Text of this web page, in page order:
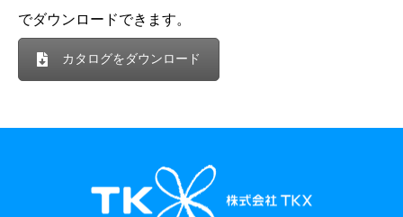
でダウンロードできます。
カタログをダウンロード